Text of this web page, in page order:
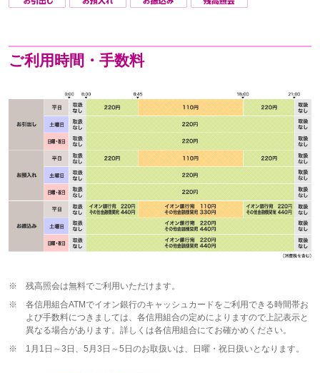
ご利用時間・手数料
※
残高照会は無料でご利用いただけます。
※
各信用組合ATMでイオン銀行のキャッシュカードをご利用できる時間帯お
よび手数料につきましては、各信用組合の定めによりますので上記表示と
異なる場合があります。詳しくは各信用組合にてお確かめください。
※
1月1日～3日、5月3日～5日のお取扱いは、日曜・祝日扱いとなります。